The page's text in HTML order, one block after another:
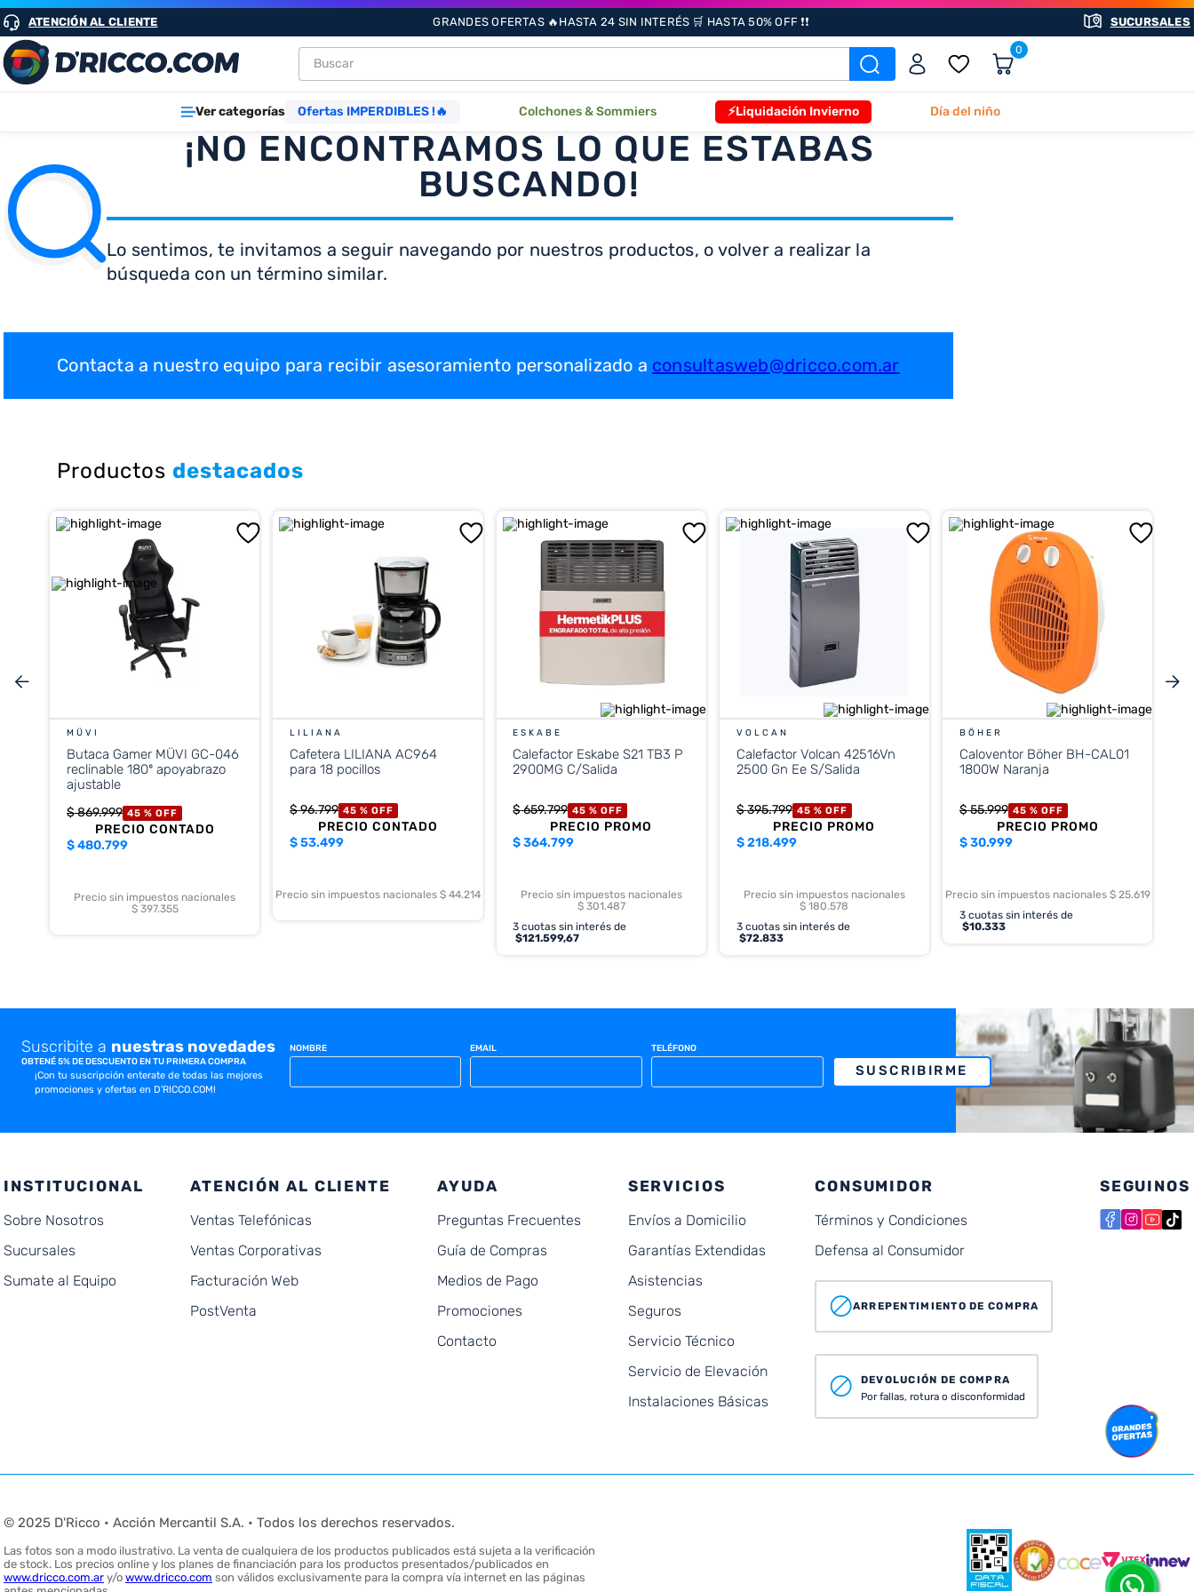
ATENCIÓN AL CLIENTE GRANDES OFERTAS 🔥HASTA 24 SIN INTERÉS 🛒 HASTA 50% OFF ❗❗ SUCURSALES
Buscar 0
Ver categorías Ofertas IMPERDIBLES !🔥 Colchones & Sommiers ⚡Liquidación Invierno Día del niño
¡NO ENCONTRAMOS LO QUE ESTABAS
BUSCANDO!
Lo sentimos, te invitamos a seguir navegando por nuestros productos, o volver a realizar la
búsqueda con un término similar.
Contacta a nuestro equipo para recibir asesoramiento personalizado a consultasweb@dricco.com.ar
Productos destacados
MÜVI
Butaca Gamer MÜVI GC-046
reclinable 180º apoyabrazo
ajustable
$869.999 45 % OFF
PRECIO CONTADO
$480.799
Precio sin impuestos nacionales
$ 397.355
LILIANA
Cafetera LILIANA AC964
para 18 pocillos
$96.799 45 % OFF
PRECIO CONTADO
$53.499
Precio sin impuestos nacionales $ 44.214
ESKABE
Calefactor Eskabe S21 TB3 P
2900MG C/Salida
$659.799 45 % OFF
PRECIO PROMO
$364.799
Precio sin impuestos nacionales
$ 301.487
3 cuotas sin interés de
$121.599,67
VOLCAN
Calefactor Volcan 42516Vn
2500 Gn Ee S/Salida
$395.799 45 % OFF
PRECIO PROMO
$218.499
Precio sin impuestos nacionales
$ 180.578
3cuotas sin interés de
$72.833
BÖHER
Caloventor Böher BH-CAL01
1800W Naranja
$55.999 45 % OFF
PRECIO PROMO
$30.999
Precio sin impuestos nacionales $ 25.619
3cuotas sin interés de
$10.333
Suscribite a nuestras novedades
OBTENÉ 5% DE DESCUENTO EN TU PRIMERA COMPRA
¡Con tu suscripción enterate de todas las mejores
promociones y ofertas en D'RICCO.COM!
NOMBRE EMAIL TELÉFONO
SUSCRIBIRME
INSTITUCIONAL
Sobre Nosotros
Sucursales
Sumate al Equipo
ATENCIÓN AL CLIENTE
Ventas Telefónicas
Ventas Corporativas
Facturación Web
PostVenta
AYUDA
Preguntas Frecuentes
Guía de Compras
Medios de Pago
Promociones
Contacto
SERVICIOS
Envíos a Domicilio
Garantías Extendidas
Asistencias
Seguros
Servicio Técnico
Servicio de Elevación
Instalaciones Básicas
CONSUMIDOR
Términos y Condiciones
Defensa al Consumidor
ARREPENTIMIENTO DE COMPRA
DEVOLUCIÓN DE COMPRA
Por fallas, rotura o disconformidad
SEGUINOS
© 2025 D'Ricco • Acción Mercantil S.A. • Todos los derechos reservados.
Las fotos son a modo ilustrativo. La venta de cualquiera de los productos publicados está sujeta a la verificación
de stock. Los precios online y los planes de financiación para los productos presentados/publicados en
www.dricco.com.ar y/o www.dricco.com son válidos exclusivamente para la compra vía internet en las páginas
TÉRMINOS MÁS BUSCADOS
1. heladeras
2. aires
4. cocinas
5 microondas
6